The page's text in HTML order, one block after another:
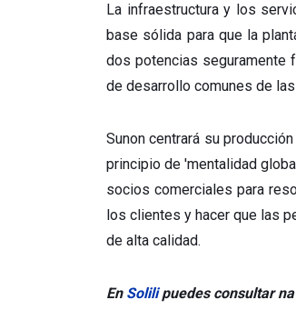
La infraestructura y los
base sólida para que la
dos potencias seguramente
de desarrollo comunes de
Sunon centrará su
principio de 'mentalidad
socios comerciales para
los clientes y hacer que las
de alta calidad.
En Solilipuedes consultar